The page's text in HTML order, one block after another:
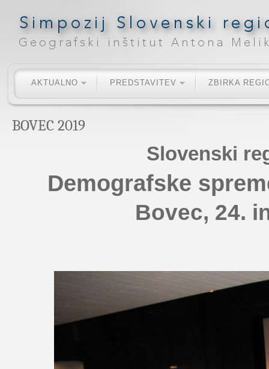
AKTUALNO PREDSTAVITEV ZBIRKA
BOVEC 2019
Slovenski
Demografske
Bovec, 24.